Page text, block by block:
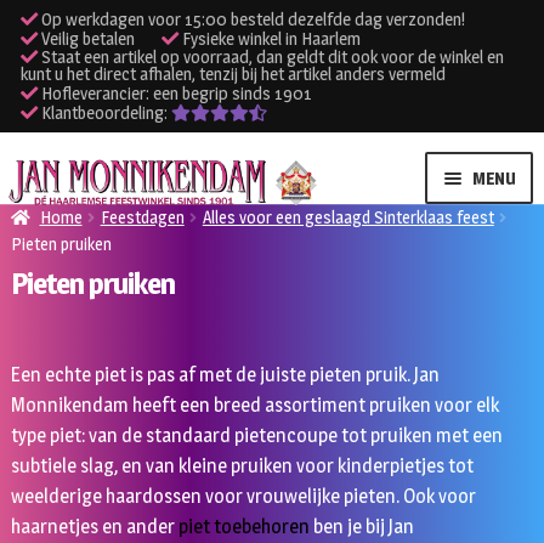
Op werkdagen voor 15:00 besteld dezelfde dag verzonden!
Veilig betalen
Fysieke winkel in Haarlem
Staat een artikel op voorraad, dan geldt dit ook voor de winkel en
kunt u het direct afhalen, tenzij bij het artikel anders vermeld
Hofleverancier: een begrip sinds 1901
Klantbeoordeling:
Ga
door
naar
navigatie
Ga
naar
de
inhoud
MENU
Verhuur kleding
Onze winkel
Klantenservice
Inloggen
Home Feestdagen
Alles voor een geslaagd Sinterklaas feest
Pieten pruiken
Pieten pruiken
Een echte piet is pas af met de juiste pieten pruik. Jan
Monnikendam heeft een breed assortiment pruiken voor elk
type piet: van de standaard pietencoupe tot pruiken met een
subtiele slag, en van kleine pruiken voor kinderpietjes tot
weelderige haardossen voor vrouwelijke pieten. Ook voor
haarnetjes en ander piet toebehoren ben je bij Jan